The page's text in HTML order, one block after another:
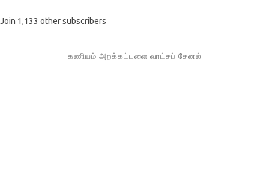
Join 1,133 other subscribers
கணியம் அறக்கட்டளை வாட்சப் சேனல்